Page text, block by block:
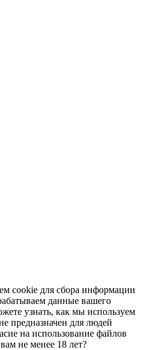
cookie для сбора информации
данные вашего
узнать, как мы используем
предназначен для людей
на использование файлов
не менее 18 лет?